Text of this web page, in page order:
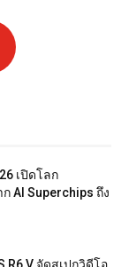
เปิดโลก
AI Superchips ถึง